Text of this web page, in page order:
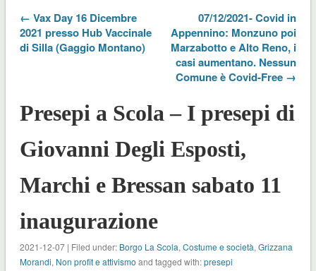
← Vax Day 16 Dicembre
2021 presso Hub Vaccinale
di Silla (Gaggio Montano)
07/12/2021- Covid in
Appennino: Monzuno poi
Marzabotto e Alto Reno, i
casi aumentano. Nessun
Comune è Covid-Free →
Presepi a Scola – I presepi di
Giovanni Degli Esposti,
Marchi e Bressan sabato 11
inaugurazione
2021-12-07 | Filed under: Borgo La Scola, Costume e società, Grizzana
Morandi, Non profit e attivismo and tagged with:presepi